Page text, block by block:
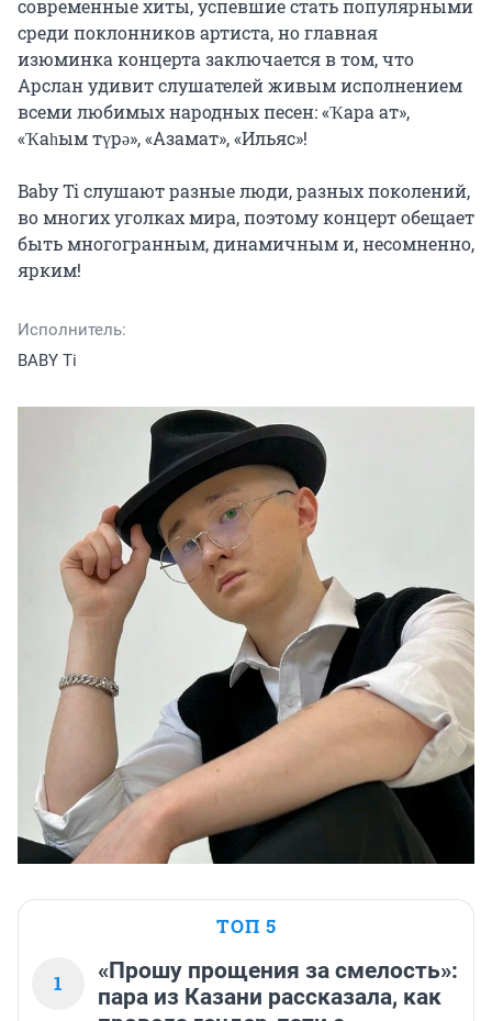
современные хиты, успевшие стать популярными
среди поклонников артиста, но главная
изюминка концерта заключается в том, что
Арслан удивит слушателей живым исполнением
всеми любимых народных песен: «Ҡара ат»,
«Ҡаһым түрә», «Азамат», «Ильяс»!
Baby Ti слушают разные люди, разных поколений,
во многих уголках мира, поэтому концерт обещает
быть многогранным, динамичным и, несомненно,
ярким!
Исполнитель:
BABY Ti
ТОП 5
1
«Прошу прощения за смелость»:
пара из Казани рассказала, как